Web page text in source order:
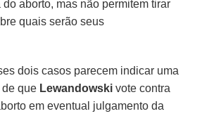
aborto, mas não permitem tirar
quais serão seus
dois casos parecem indicar uma
que Lewandowski vote contra
em eventual julgamento da